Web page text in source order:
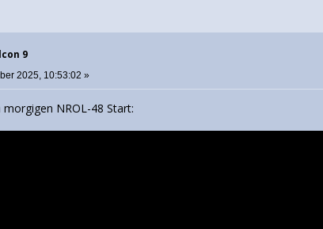
9
2025, 10:53:02 »
NROL-48 Start: